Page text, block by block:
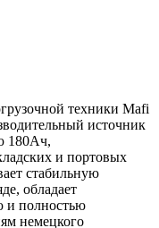
техники Mafi
источник
180Ач,
и портовых
стабильную
обладает
и полностью
немецкого